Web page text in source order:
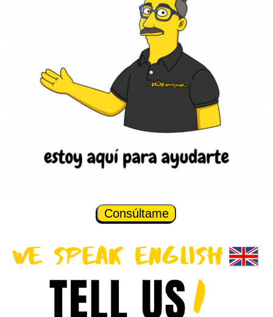
Consúltame